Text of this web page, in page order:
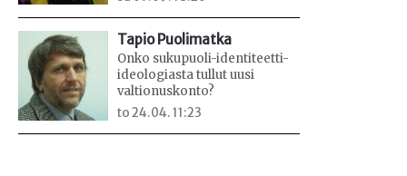
Tapio Puolimatka
Onko sukupuoli-identiteetti-
ideologiasta tullut uusi
valtionuskonto?
to 24.04. 11:23